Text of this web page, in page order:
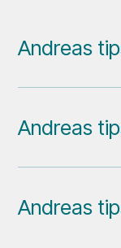
Andreas
Andreas
Andreas